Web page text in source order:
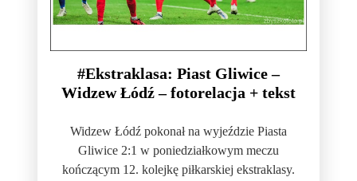
#Ekstraklasa: Piast Gliwice –
Widzew Łódź – fotorelacja + tekst
Widzew Łódź pokonał na wyjeździe Piasta
Gliwice 2:1 w poniedziałkowym meczu
kończącym 12. kolejkę piłkarskiej ekstraklasy.